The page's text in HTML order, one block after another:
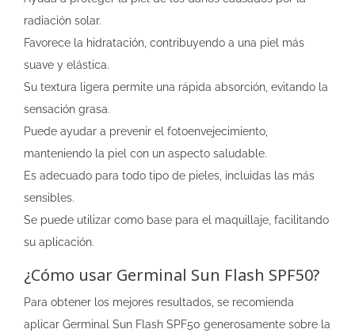
radiación solar.
Favorece la hidratación, contribuyendo a una piel más
suave y elástica.
Su textura ligera permite una rápida absorción, evitando la
sensación grasa.
Puede ayudar a prevenir el fotoenvejecimiento,
manteniendo la piel con un aspecto saludable.
Es adecuado para todo tipo de pieles, incluidas las más
sensibles.
Se puede utilizar como base para el maquillaje, facilitando
su aplicación.
¿Cómo usar Germinal Sun Flash SPF50?
Para obtener los mejores resultados, se recomienda
aplicar Germinal Sun Flash SPF50 generosamente sobre la